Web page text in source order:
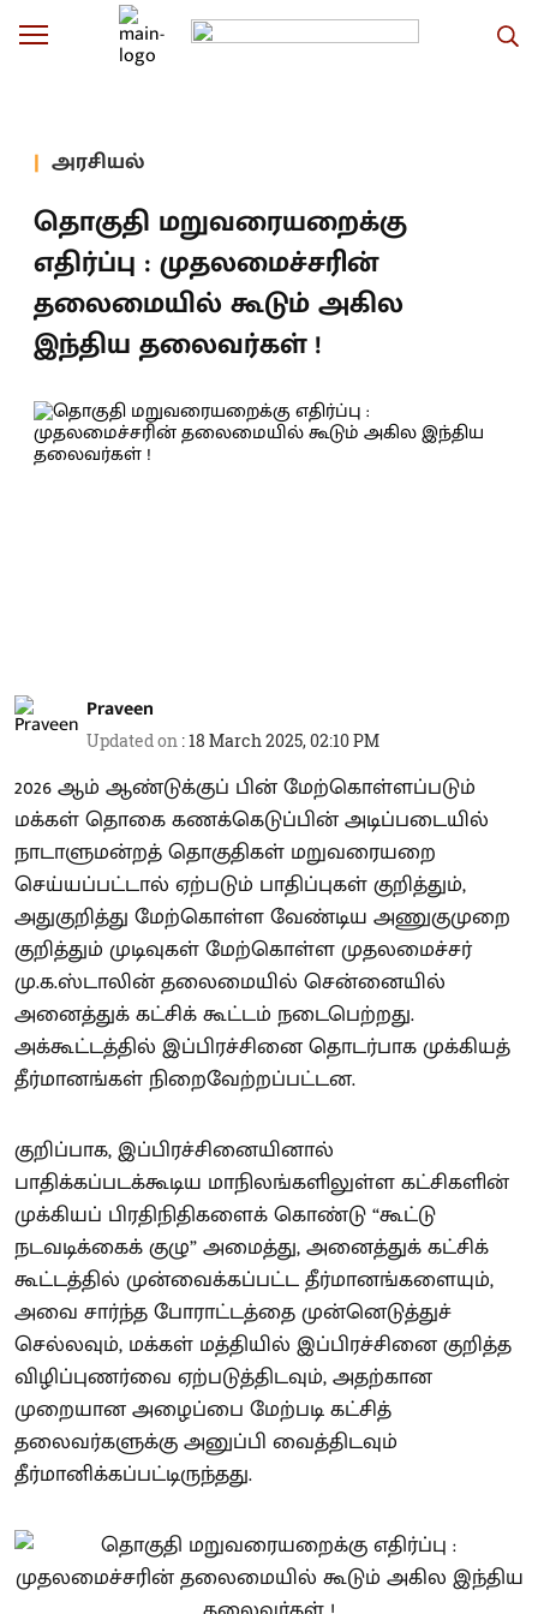
அரசியல்
தொகுதி மறுவரையறைக்கு
எதிர்ப்பு : முதலமைச்சரின்
தலைமையில் கூடும் அகில
இந்திய தலைவர்கள் !
Praveen
Updated on :18 March 2025, 02:10 PM
2026 ஆம் ஆண்டுக்குப் பின் மேற்கொள்ளப்படும்
மக்கள் தொகை கணக்கெடுப்பின் அடிப்படையில்
நாடாளுமன்றத் தொகுதிகள் மறுவரையறை
செய்யப்பட்டால் ஏற்படும் பாதிப்புகள் குறித்தும்,
அதுகுறித்து மேற்கொள்ள வேண்டிய அணுகுமுறை
குறித்தும் முடிவுகள் மேற்கொள்ள முதலமைச்சர்
மு.க.ஸ்டாலின் தலைமையில் சென்னையில்
அனைத்துக் கட்சிக் கூட்டம் நடைபெற்றது.
அக்கூட்டத்தில் இப்பிரச்சினை தொடர்பாக முக்கியத்
தீர்மானங்கள் நிறைவேற்றப்பட்டன.
குறிப்பாக, இப்பிரச்சினையினால்
பாதிக்கப்படக்கூடிய மாநிலங்களிலுள்ள கட்சிகளின்
முக்கியப் பிரதிநிதிகளைக் கொண்டு “கூட்டு
நடவடிக்கைக் குழு” அமைத்து, அனைத்துக் கட்சிக்
கூட்டத்தில் முன்வைக்கப்பட்ட தீர்மானங்களையும்,
அவை சார்ந்த போராட்டத்தை முன்னெடுத்துச்
செல்லவும், மக்கள் மத்தியில் இப்பிரச்சினை குறித்த
விழிப்புணர்வை ஏற்படுத்திடவும், அதற்கான
முறையான அழைப்பை மேற்படி கட்சித்
தலைவர்களுக்கு அனுப்பி வைத்திடவும்
தீர்மானிக்கப்பட்டிருந்தது.